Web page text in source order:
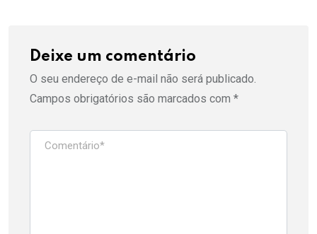
Deixe um comentário
O seu endereço de e-mail não será publicado.
Campos obrigatórios são marcados com *